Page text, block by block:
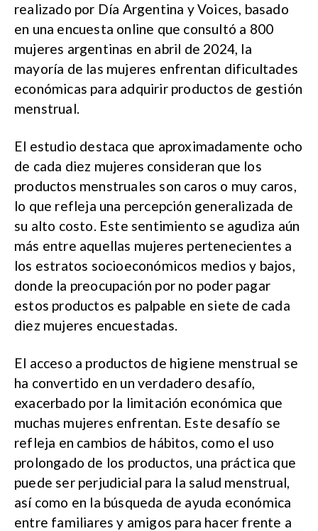
realizado por Día Argentina y Voices, basado
en una encuesta online que consultó a 800
mujeres argentinas en abril de 2024, la
mayoría de las mujeres enfrentan dificultades
económicas para adquirir productos de gestión
menstrual.
El estudio destaca que aproximadamente ocho
de cada diez mujeres consideran que los
productos menstruales son caros o muy caros,
lo que refleja una percepción generalizada de
su alto costo. Este sentimiento se agudiza aún
más entre aquellas mujeres pertenecientes a
los estratos socioeconómicos medios y bajos,
donde la preocupación por no poder pagar
estos productos es palpable en siete de cada
diez mujeres encuestadas.
El acceso a productos de higiene menstrual se
ha convertido en un verdadero desafío,
exacerbado por la limitación económica que
muchas mujeres enfrentan. Este desafío se
refleja en cambios de hábitos, como el uso
prolongado de los productos, una práctica que
puede ser perjudicial para la salud menstrual,
así como en la búsqueda de ayuda económica
entre familiares y amigos para hacer frente a